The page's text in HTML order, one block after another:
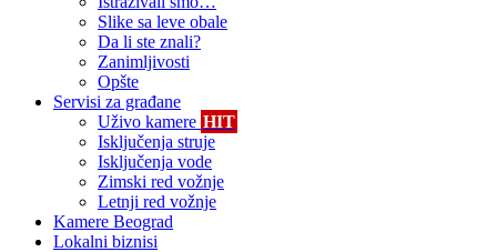
Slike sa leve obale
Da li ste znali?
Zanimljivosti
Opšte
Servisi za građane
Uživo kamere HIT
Isključenja struje
Isključenja vode
Zimski red vožnje
Letnji red vožnje
Kamere Beograd
Lokalni biznisi